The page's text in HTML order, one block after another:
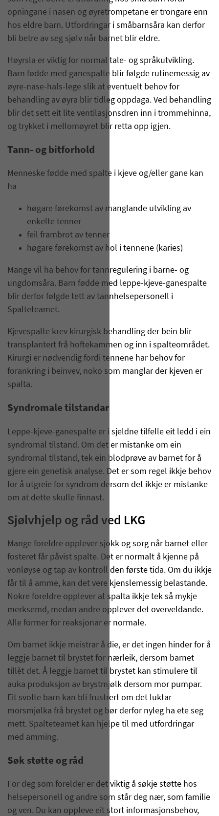
opningane i nasen og øyretrompetane er trongare enn
hos eldre barn. Utfordringar i småbarnsåra kan derfor
bli betre av seg sjølv når barnet blir eldre.
Høyrsla er viktig for normal tale- og språkutvikling.
Barn fødde med ganespalte blir følgde rutinemessig av
øyre-nase-hals-lege slik at eventuelt behov for
behandling av øyra blir tidleg oppdaga. Ved behandling
blir det sett eit lite ventilasjonsdren inn i trommehinna,
og trykket i mellomøyret blir retta opp igjen.
Tann- og bitforhold
Menneske fødde med spalte i kjeve og/eller gane kan
ha
høgare førekomst av manglande utvikling av
enkelte tenner
feil frambrot av tenner
høgare førekomst av hol i tennene (karies)
Mange vil ha behov for tannregulering i barne- og
ungdomsåra. Barn fødde med leppe-kjeve-ganespalte
blir derfor følgde tett av tannhelsepersonell i
Spalteteamet.
Kjevespalte krev kirurgisk behandling der bein blir
transplantert frå hoftekammen og inn i spalteområdet.
Kirurgi er nødvendig fordi tennene har behov for
forankring i beinvev, noko som manglar der kjeven er
spalta.
Syndromale tilstandar
Leppe-kjeve-ganespalte er i sjeldne tilfelle eit ledd i ein
syndromal tilstand. Om det er mistanke om ein
syndromal tilstand, tek ein blodprøve av barnet for å
gjere ein genetisk analyse. Det er som regel ikkje behov
for å utgreie for syndrom dersom det ikkje er mistanke
om at dette skulle finnast.
Sjølvhjelp og råd ved LKG
Mange foreldre opplever sjokk og sorg når barnet eller
fosteret får påvist spalte. Det er normalt å kjenne på
vonløyse og tap av kontroll den første tida. Om du ikkje
får til å amme, kan det vere kjenslemessig belastande.
Nokre foreldre opplever at spalta ikkje tek så mykje
merksemd, medan andre opplever det overveldande.
Alle former for reaksjonar er normale.
Om barnet ikkje meistrar å die, er det ingen hinder for å
leggje barnet til brystet for nærleik, dersom barnet
tillèt det. Å leggje barnet til brystet kan stimulere til
auka produksjon av brystmjølk dersom mor pumpar.
Eit svolte barn kan bli frustrert om det luktar
morsmjølka frå brystet og bør derfor nyleg ha ete seg
mett. Spalteteamet kan hjelpe til med utfordringar
med amming.
Søk støtte og råd
For deg som forelder er det viktig å søkje støtte hos
helsepersonell og andre som står deg nær, som familie
og ven. Du kan oppleve eit stort informasjonsbehov,